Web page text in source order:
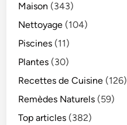
Maison (343)
Nettoyage (104)
Piscines (11)
Plantes (30)
Recettes de Cuisine (126)
Remèdes Naturels (59)
Top articles (382)